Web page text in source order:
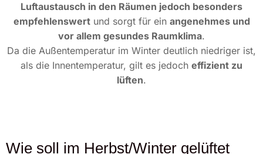
Luftaustausch in den Räumen jedoch besonders
empfehlenswertund sorgt für ein angenehmes und
vor allem gesundes Raumklima.
Da die Außentemperatur im Winter deutlich niedriger ist,
als die Innentemperatur, gilt es jedoch effizient zu
lüften.
Wie soll im Herbst/Winter gelüftet